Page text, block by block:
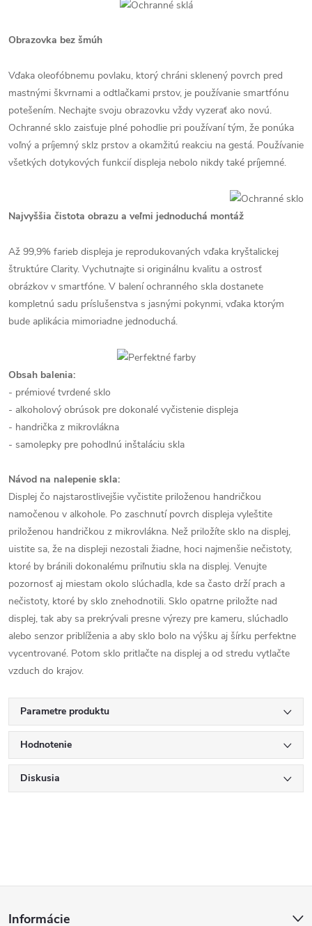
Obrazovka bez šmúh
Vďaka oleofóbnemu povlaku, ktorý chráni sklenený povrch pred
mastnými škvrnami a odtlačkami prstov, je používanie smartfónu
potešením. Nechajte svoju obrazovku vždy vyzerať ako novú.
Ochranné sklo zaisťuje plné pohodlie pri používaní tým, že ponúka
voľný a príjemný sklz prstov a okamžitú reakciu na gestá. Používanie
všetkých dotykových funkcií displeja nebolo nikdy také príjemné.
Najvyššia čistota obrazu a veľmi jednoduchá montáž
Až 99,9% farieb displeja je reprodukovaných vďaka kryštalickej
štruktúre Clarity. Vychutnajte si originálnu kvalitu a ostrosť
obrázkov v smartfóne. V balení ochranného skla dostanete
kompletnú sadu príslušenstva s jasnými pokynmi, vďaka ktorým
bude aplikácia mimoriadne jednoduchá.
Obsah balenia:
- prémiové tvrdené sklo
- alkoholový obrúsok pre dokonalé vyčistenie displeja
- handrička z mikrovlákna
- samolepky pre pohodlnú inštaláciu skla
Návod na nalepenie skla:
Displej čo najstarostlivejšie vyčistite priloženou handričkou
namočenou v alkohole. Po zaschnutí povrch displeja vyleštite
priloženou handričkou z mikrovlákna. Než priložíte sklo na displej,
uistite sa, že na displeji nezostali žiadne, hoci najmenšie nečistoty,
ktoré by bránili dokonalému priľnutiu skla na displej. Venujte
pozornosť aj miestam okolo slúchadla, kde sa často drží prach a
nečistoty, ktoré by sklo znehodnotili. Sklo opatrne priložte nad
displej, tak aby sa prekrývali presne výrezy pre kameru, slúchadlo
alebo senzor priblíženia a aby sklo bolo na výšku aj šírku perfektne
vycentrované. Potom sklo pritlačte na displej a od stredu vytlačte
vzduch do krajov.
Parametre produktu
Hodnotenie
Diskusia
Informácie